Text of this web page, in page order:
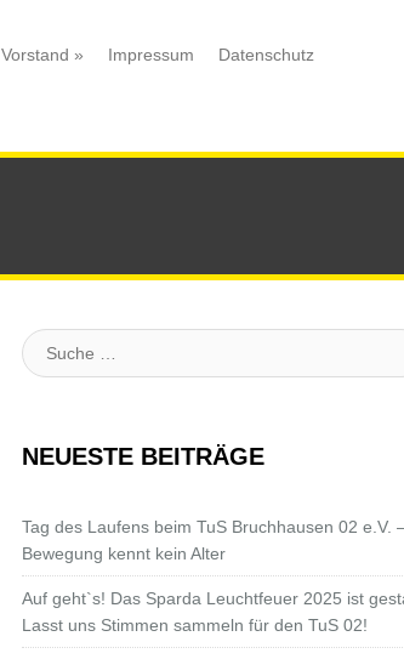
Vorstand » Impressum Datenschutz
Suche
:
NEUESTE BEITRÄGE
Tag des Laufens beim TuS Bruchhausen 02 e.V.
Bewegung kennt kein Alter
Auf geht`s! Das Sparda Leuchtfeuer 2025 ist
Lasst uns Stimmen sammeln für den TuS 02!